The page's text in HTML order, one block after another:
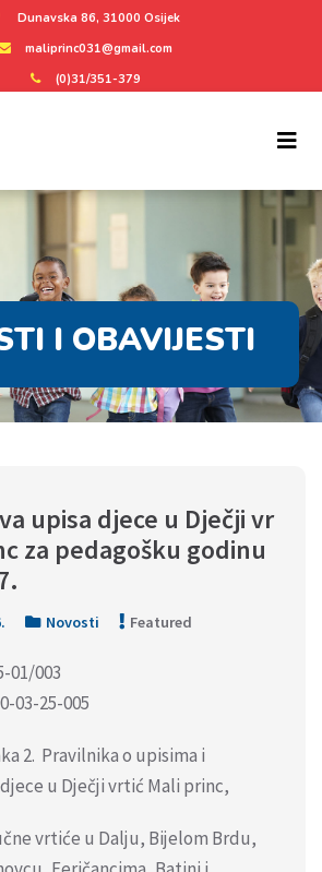
Dunavska 86, 31000 Osijek
maliprinc031@gmail.com
(0)31/351-379
I OBAVIJESTI
upisa djece u Dječji vr
za pedagošku godinu
Novosti Featured
01/003
03-25-005
2. Pravilnika o upisima i
u Dječji vrtić Mali princ,
vrtiće u Dalju, Bijelom Brdu,